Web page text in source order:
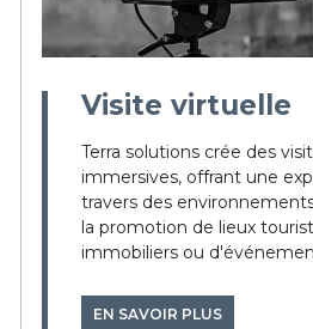
Visite virtuelle
Terra solutions crée des
immersives, offrant une
travers des
la promotion de lieux
immobiliers ou
EN SAVOIR PLUS